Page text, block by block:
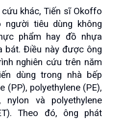
khác, Tiến sĩ Okoffo
người tiêu dùng không
phẩm hay đồ nhựa
bát. Điều này được ông
nghiên cứu trên năm
dùng trong nhà bếp
(PP), polyethylene (PE),
nylon và polyethylene
Theo đó, ông phát